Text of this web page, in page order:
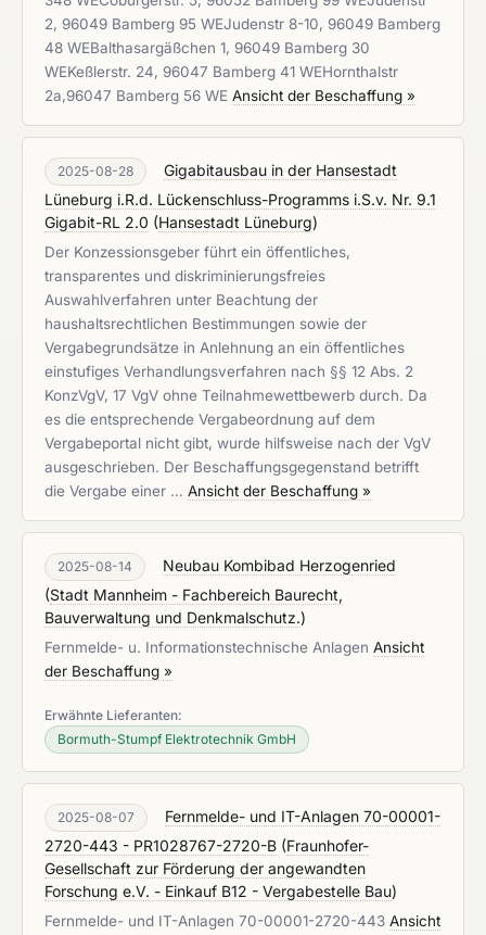
2, 96049 Bamberg 95 WEJudenstr 8-10, 96049 Bamberg
48 WEBalthasargäßchen 1, 96049 Bamberg 30
WEKeßlerstr. 24, 96047 Bamberg 41 WEHornthalstr
2a,96047 Bamberg 56 WE Ansicht der Beschaffung »
2025-08-28
Gigabitausbau in der Hansestadt
Lüneburg i.R.d. Lückenschluss-Programms i.S.v. Nr. 9.1
Gigabit-RL 2.0 (Hansestadt Lüneburg)
Der Konzessionsgeber führt ein öffentliches,
transparentes und diskriminierungsfreies
Auswahlverfahren unter Beachtung der
haushaltsrechtlichen Bestimmungen sowie der
Vergabegrundsätze in Anlehnung an ein öffentliches
einstufiges Verhandlungsverfahren nach §§ 12 Abs. 2
KonzVgV, 17 VgV ohne Teilnahmewettbewerb durch. Da
es die entsprechende Vergabeordnung auf dem
Vergabeportal nicht gibt, wurde hilfsweise nach der VgV
ausgeschrieben. Der Beschaffungsgegenstand betrifft
die Vergabe einer … Ansicht der Beschaffung »
2025-08-14
Neubau Kombibad Herzogenried
(Stadt Mannheim - Fachbereich Baurecht,
Bauverwaltung und Denkmalschutz.)
Fernmelde- u. Informationstechnische Anlagen Ansicht
der Beschaffung »
Erwähnte Lieferanten:
Bormuth-Stumpf Elektrotechnik GmbH
2025-08-07
Fernmelde- und IT-Anlagen 70-00001-
2720-443 - PR1028767-2720-B (Fraunhofer-
Gesellschaft zur Förderung der angewandten
Forschung e.V. - Einkauf B12 - Vergabestelle Bau)
Fernmelde- und IT-Anlagen 70-00001-2720-443 Ansicht